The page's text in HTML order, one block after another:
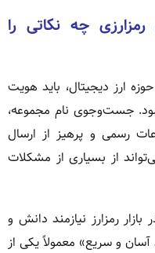
چه نکاتی را
ارز دیجیتال، باید هویت
جست‌وجوی نام مجموعه،
رسمی و پرهیز از ارسال
از بسیاری از مشکلات
رمزارز نیازمند دانش و
و سریع» معمولاً یکی از